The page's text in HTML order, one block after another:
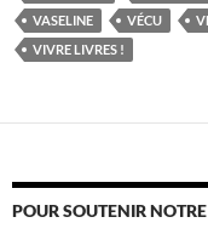
VASELINE
VÉCU
VIVRE LIVRES !
POUR SOUTENIR